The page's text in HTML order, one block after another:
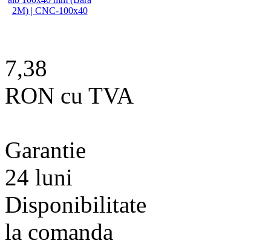
7,38
RON cu TVA
Garantie
24 luni
Disponibilitate
la comanda